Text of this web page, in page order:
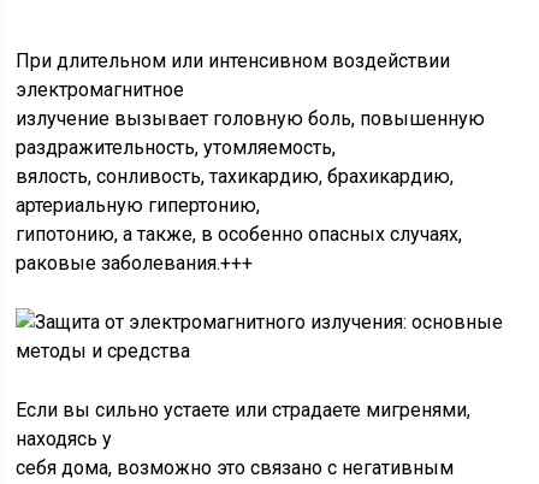
При длительном или интенсивном воздействии
электромагнитное
излучение вызывает головную боль, повышенную
раздражительность, утомляемость,
вялость, сонливость, тахикардию, брахикардию,
артериальную гипертонию,
гипотонию, а также, в особенно опасных случаях,
раковые заболевания.+++
Если вы сильно устаете или страдаете мигренями,
находясь у
себя дома, возможно это связано с негативным